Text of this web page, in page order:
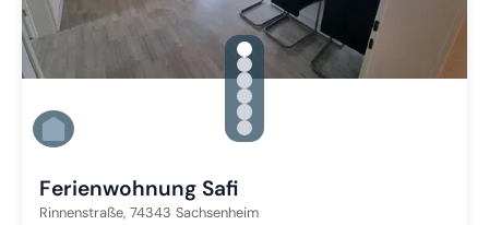
gallery.slide_selector
Zu Slide 1 wechseln
Zu Slide 2 wechseln
Zu Slide 3 wechseln
Zu Slide 4 wechseln
Zu Slide 5 wechseln
Zu Slide 6 wechseln
Ferienwohnung Safi
Rinnenstraße, 74343 Sachsenheim